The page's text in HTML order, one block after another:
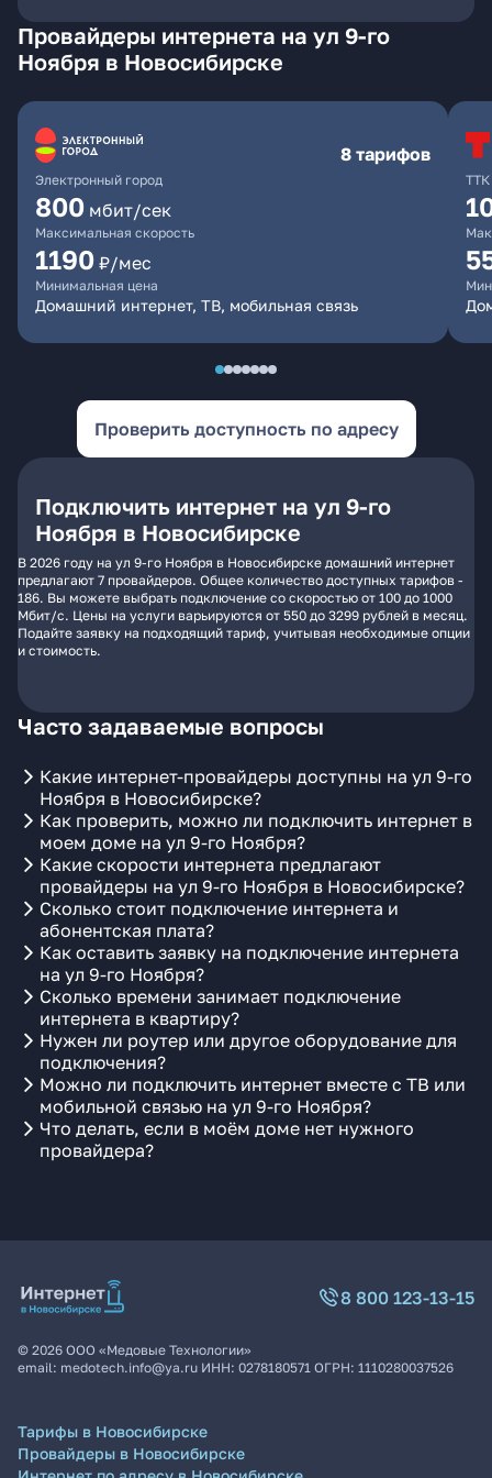
Провайдеры интернета на ул 9-го
Ноября в Новосибирске
Электронный город
8 тарифов
800 мбит/сек
Максимальная скорость
1190 ₽/мес
Минимальная цена
Домашний интернет, ТВ, мобильная связь
ТТК
Проверить доступность по адресу
Подключить интернет на ул 9-го
Ноября в Новосибирске
В 2026 году на ул 9-го Ноября в Новосибирске домашний интернет
предлагают 7 провайдеров. Общее количество доступных тарифов -
186. Вы можете выбрать подключение со скоростью от 100 до 1000
Мбит/с. Цены на услуги варьируются от 550 до 3299 рублей в месяц.
Подайте заявку на подходящий тариф, учитывая необходимые опции
и стоимость.
Часто задаваемые вопросы
Какие интернет-провайдеры доступны на ул 9-го
Ноября в Новосибирске?
Как проверить, можно ли подключить интернет в
моем доме на ул 9-го Ноября?
Какие скорости интернета предлагают
провайдеры на ул 9-го Ноября в Новосибирске?
Сколько стоит подключение интернета и
абонентская плата?
Как оставить заявку на подключение интернета
на ул 9-го Ноября?
Сколько времени занимает подключение
интернета в квартиру?
Нужен ли роутер или другое оборудование для
подключения?
Можно ли подключить интернет вместе с ТВ или
мобильной связью на ул 9-го Ноября?
Что делать, если в моём доме нет нужного
провайдера?
8 800 123-13-15
© 2026 ООО «Медовые Технологии»
email: medotech.info@ya.ru ИНН: 0278180571 ОГРН: 1110280037526
Тарифы в Новосибирске
Провайдеры в Новосибирске